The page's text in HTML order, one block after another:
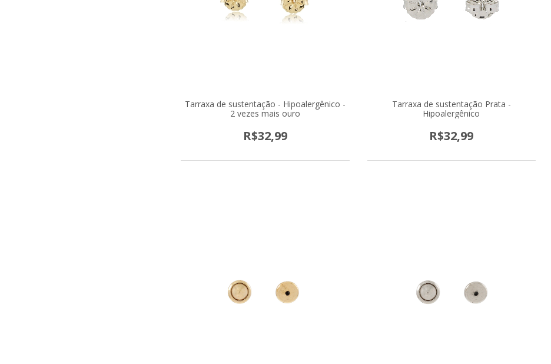
Tarraxa de sustentação - Hipoalergênico -
2 vezes mais ouro
R$32,99
Tarraxa de sustentação Prata -
Hipoalergênico
R$32,99